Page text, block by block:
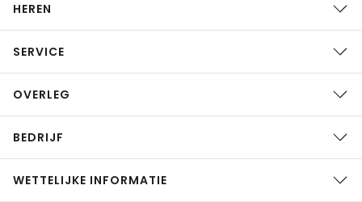
HEREN
SERVICE
OVERLEG
BEDRIJF
WETTELIJKE INFORMATIE